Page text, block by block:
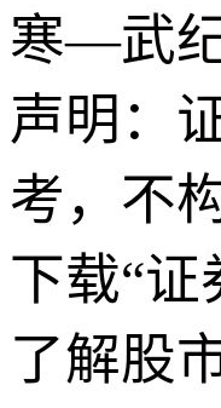
寒—武
声明：
考，不
下载“
了解股